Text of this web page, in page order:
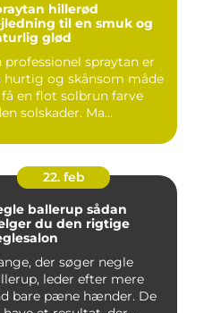
hillerød
til en smuk og
glød
professionel spraytan er
hurtig og skånsom måde
en flot solbrun farve
solskader. Ma...
22. feb
ballerup sådan
du den rigtige
der søger negle
leder efter mere
bare pæne hænder. De